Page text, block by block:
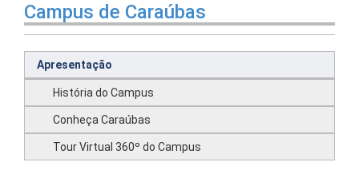
Campus de Caraúbas
Apresentação
História do Campus
Conheça Caraúbas
Tour Virtual 360º do Campus